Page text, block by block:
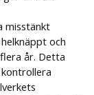
misstänkt
och
år. Detta